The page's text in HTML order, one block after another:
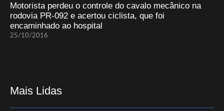
Motorista perdeu o controle do cavalo mecânico na
rodovia PR-092 e acertou ciclista, que foi
encaminhado ao hospital
25/10/2016
Mais Lidas